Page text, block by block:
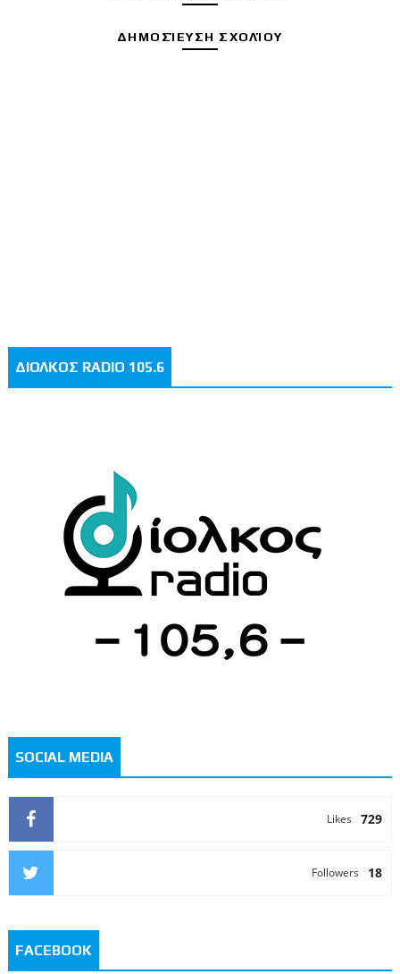
ΔΗΜΟΣΊΕΥΣΗ ΣΧΟΛΊΟΥ
ΔΙΟΛΚΟΣ RADIO 105.6
SOCIAL MEDIA
729
Likes
18
Followers
FACEBOOK